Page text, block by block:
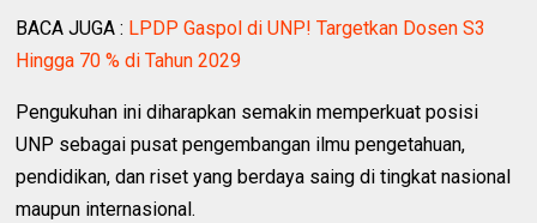
BACA JUGA : LPDP Gaspol di UNP! Targetkan Dosen S3
Hingga 70 % di Tahun 2029
Pengukuhan ini diharapkan semakin memperkuat posisi
UNP sebagai pusat pengembangan ilmu pengetahuan,
pendidikan, dan riset yang berdaya saing di tingkat nasional
maupun internasional.